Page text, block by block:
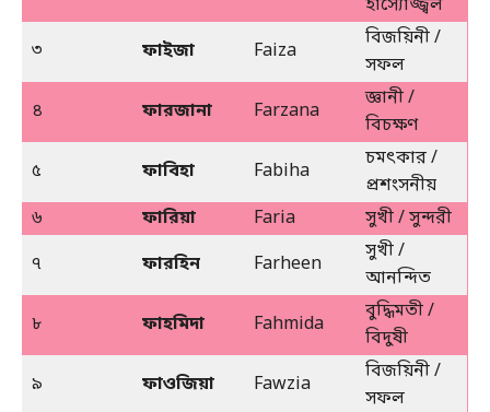
হাস্যোজ্জ্বল
৩
ফাইজা Faiza
বিজয়িনী /
সফল
৪
ফারজানা Farzana
জ্ঞানী /
বিচক্ষণ
৫
ফাবিহা Fabiha
চমৎকার /
প্রশংসনীয়
৬
ফারিয়া Faria
সুখী / সুন্দরী
৭
ফারহিন Farheen
সুখী /
আনন্দিত
৮
ফাহমিদা Fahmida
বুদ্ধিমতী /
বিদুষী
৯
ফাওজিয়া Fawzia
বিজয়িনী /
সফল